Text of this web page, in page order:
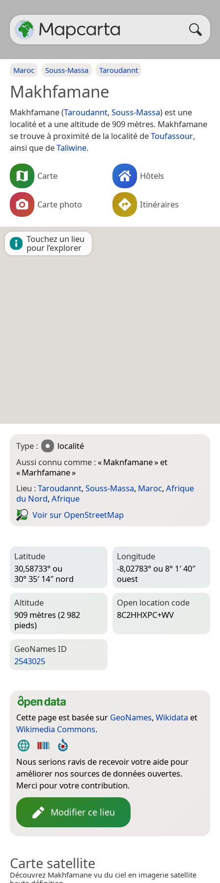
Maroc Souss-Massa Taroudannt
Makhfamane
Makhfamane (Taroudannt, Souss-Massa) est une
localité et a une altitude de 909 mètres. Makhfamane
se trouve à proximité de la localité deToufassour,
ainsi que deTaliwine.
Carte Hôtels
Carte photo Itinéraires
Touchez un lieu
pour l’explorer
Type :
localité
Aussi connu comme :«Maknfamane» et
«Marhfamane»
Lieu :Taroudannt, Souss-Massa, Maroc, Afrique
du Nord, Afrique
Voir sur Open­Street­Map
Latitude
30,58733° ou
30° 35′ 14″ nord
Longitude
-8,02783° ou 8° 1′ 40″
ouest
Altitude
909 mètres (2 982
pieds)
Open location code
8C2HHXPC+WV
Geo­Names ID
2543025
Cette page est basée sur GeoNames, Wikidata et
Wikimedia Commons.
Nous serions ravis de recevoir votre aide pour
améliorer nos sources de données ouvertes.
Merci pour votre contribution.
Modifier ce lieu
Carte satellite
Découvrez Makhfamane vu du ciel en imagerie satellite